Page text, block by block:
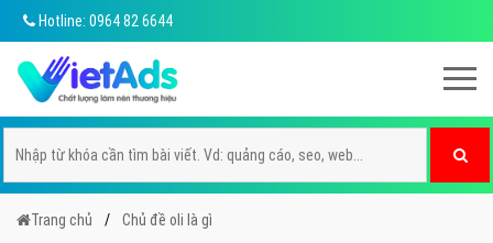
Hotline: 0964 82 6644
Trang chủ Chủ đề oli là gì